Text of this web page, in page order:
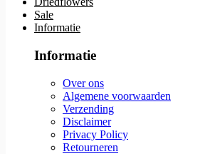
Sale
Informatie
Informatie
Over ons
Algemene voorwaarden
Verzending
Disclaimer
Privacy Policy
Retourneren